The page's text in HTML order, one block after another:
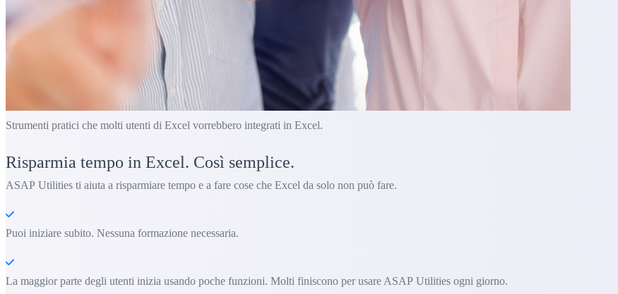
Strumenti pratici che molti utenti di Excel vorrebbero integrati in Excel.
Risparmia tempo in Excel. Così semplice.
ASAP Utilities ti aiuta a risparmiare tempo e a fare cose che Excel da solo non può fare.
Puoi iniziare subito. Nessuna formazione necessaria.
La maggior parte degli utenti inizia usando poche funzioni. Molti finiscono per usare ASAP Utilities ogni giorno.